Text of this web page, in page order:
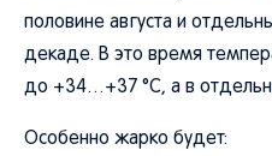
половине августа и
декаде. В это время
до +34…+37 °C, а в
Особенно жарко будет: